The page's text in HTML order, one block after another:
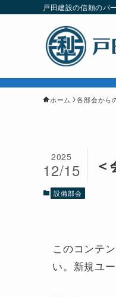
戸田建設の信頼のパ
ホーム 各部会から
2025
12/15
設備部会
このコンテ
い。新規ユ